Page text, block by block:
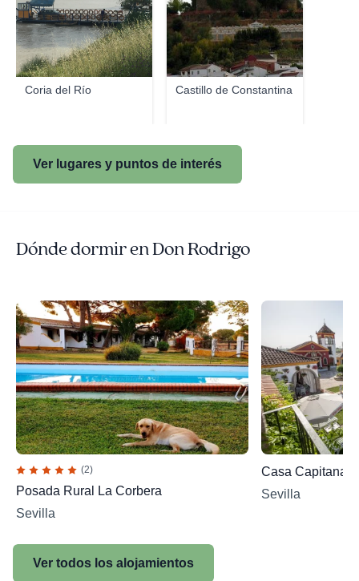
Coria del Río Castillo de Constantina
Ver lugares y puntos de interés
Dónde dormir en Don Rodrigo
(2)
Posada Rural La Corbera
Sevilla
Casa Capitana
Sevilla
Ver todos los alojamientos